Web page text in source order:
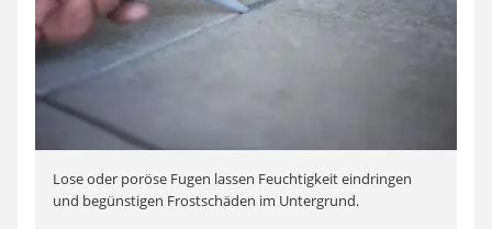
Lose oder poröse Fugen lassen Feuchtigkeit eindringen
und begünstigen Frostschäden im Untergrund.